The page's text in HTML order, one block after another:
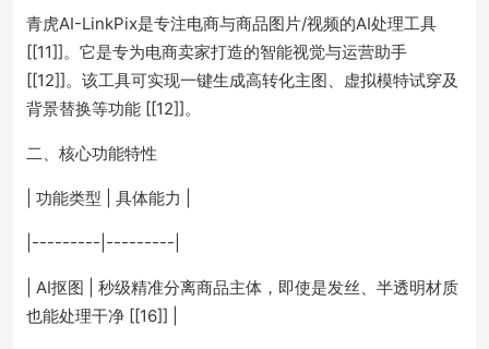
青虎AI-LinkPix是专注电商与商品图片/视频的AI处理工具
[[11]]。它是专为电商卖家打造的智能视觉与运营助手
[[12]]。该工具可实现一键生成高转化主图、虚拟模特试穿及
背景替换等功能 [[12]]。
二、核心功能特性
| 功能类型 | 具体能力 |
|---------|---------|
| AI抠图 | 秒级精准分离商品主体，即使是发丝、半透明材质
也能处理干净 [[16]] |